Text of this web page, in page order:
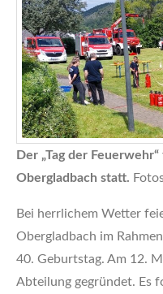
Der „Tag der
Obergladbach statt.
Bei herrlichem Wetter
Obergladbach im
40. Geburtstag. Am 12.
Abteilung gegründet. Es